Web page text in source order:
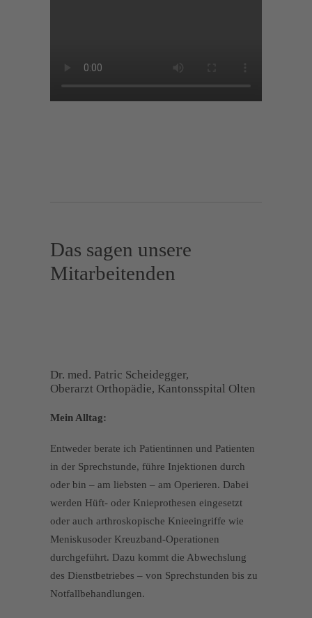
Das sagen unsere
Mitarbeitenden
Dr. med. Patric Scheidegger,
Oberarzt Orthopädie, Kantonsspital Olten
Mein Alltag:
Entweder berate ich Patientinnen und Patienten
in der Sprechstunde, führe Injektionen durch
oder bin – am liebsten – am Operieren. Dabei
werden Hüft- oder Knieprothesen eingesetzt
oder auch arthroskopische Knieeingriffe wie
Meniskusoder Kreuzband-Operationen
durchgeführt. Dazu kommt die Abwechslung
des Dienstbetriebes – von Sprechstunden bis zu
Notfallbehandlungen.